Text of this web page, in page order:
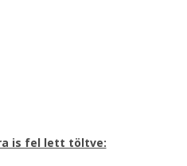
is fel lett töltve: